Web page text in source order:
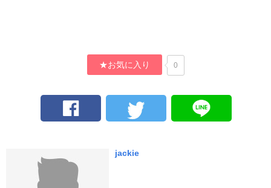
★お気に入り 0
jackie